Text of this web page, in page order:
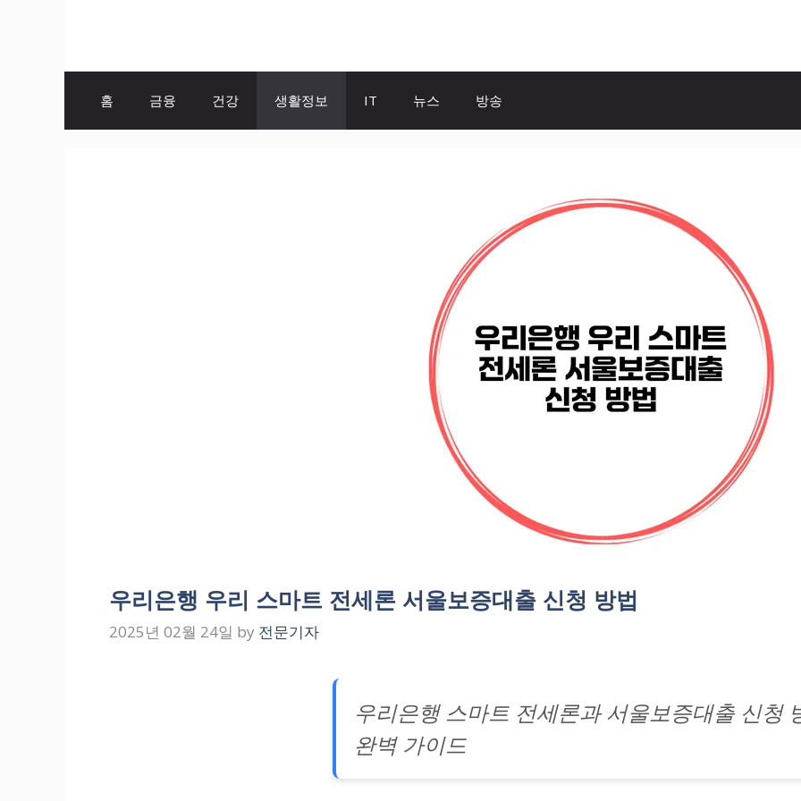
content
홈 금융 건강 생활정보 IT 뉴스 방송
우리은행 우리 스마트 전세론 서울보증대출 신청 방법
2025년 02월 24일 by 전문기자
우리은행 스마트 전세론과 서울보증대출 신청
완벽 가이드